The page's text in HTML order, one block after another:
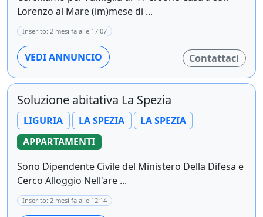
Lorenzo al Mare (im)mese di ...
Inserito: 2 mesi fa alle 17:07
VEDI ANNUNCIO Contattaci
Soluzione abitativa La Spezia
LIGURIA LA SPEZIA
LA SPEZIA
APPARTAMENTI
Sono Dipendente Civile del Ministero Della Difesa e
Cerco Alloggio Nell'are ...
Inserito: 2 mesi fa alle 12:14